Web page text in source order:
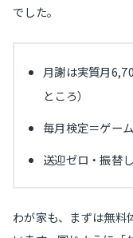
でした。
月謝は実質月
ところ）
毎月検定＝ゲー
送迎ゼロ・振替
わが家も、まずは無料